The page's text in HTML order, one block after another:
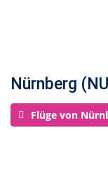
Nürnberg
Flüge von